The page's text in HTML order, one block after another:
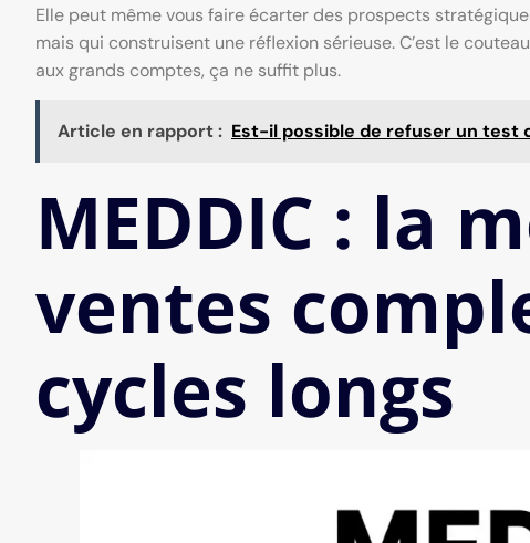
Elle peut même vous faire écarter des prospects
mais qui construisent une réflexion sérieuse. C’est le
aux grands comptes, ça ne suffit plus.
Article en rapport : Est-il possible de refuser un test
MEDDIC : la
ventes
cycles longs